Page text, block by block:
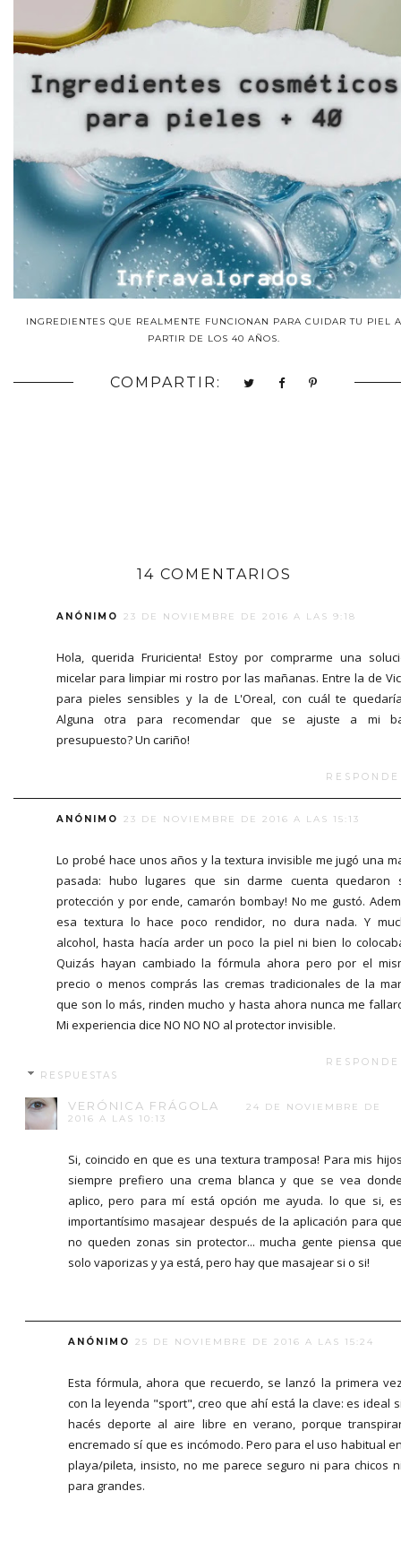
INGREDIENTES QUE REALMENTE FUNCIONAN PARA CUIDAR TU PIEL A
PARTIR DE LOS 40 AÑOS.
COMPARTIR:
14 COMENTARIOS
ANÓNIMO 23 DE NOVIEMBRE DE 2016 A LAS 9:18
Hola, querida Fruricienta! Estoy por comprarme una
micelar para limpiar mi rostro por las mañanas. Entre la de
para pieles sensibles y la de L'Oreal, con cuál te
Alguna otra para recomendar que se ajuste a mi
presupuesto? Un cariño!
ANÓNIMO 23 DE NOVIEMBRE DE 2016 A LAS 15:13
Lo probé hace unos años y la textura invisible me jugó una
pasada: hubo lugares que sin darme cuenta quedaron
protección y por ende, camarón bombay! No me gustó.
esa textura lo hace poco rendidor, no dura nada. Y
alcohol, hasta hacía arder un poco la piel ni bien lo
Quizás hayan cambiado la fórmula ahora pero por el
precio o menos comprás las cremas tradicionales de la
que son lo más, rinden mucho y hasta ahora nunca me
Mi experiencia dice NO NO NO al protector invisible.
RESPUESTAS
VERÓNICA FRÁGOLA
24 DE NOVIEMBRE DE
2016 A LAS 10:13
Si, coincido en que es una textura tramposa! Para mis
siempre prefiero una crema blanca y que se vea
aplico, pero para mí está opción me ayuda. lo que si,
importantísimo masajear después de la aplicación para
no queden zonas sin protector... mucha gente piensa
solo vaporizas y ya está, pero hay que masajear si o si!
ANÓNIMO 25 DE NOVIEMBRE DE 2016 A LAS 15:24
Esta fórmula, ahora que recuerdo, se lanzó la primera
con la leyenda "sport", creo que ahí está la clave: es ideal
hacés deporte al aire libre en verano, porque
encremado sí que es incómodo. Pero para el uso habitual
playa/pileta, insisto, no me parece seguro ni para chicos
para grandes.